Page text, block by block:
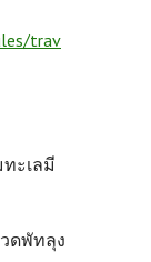
trav
ะเลมี
ดพัทลุง